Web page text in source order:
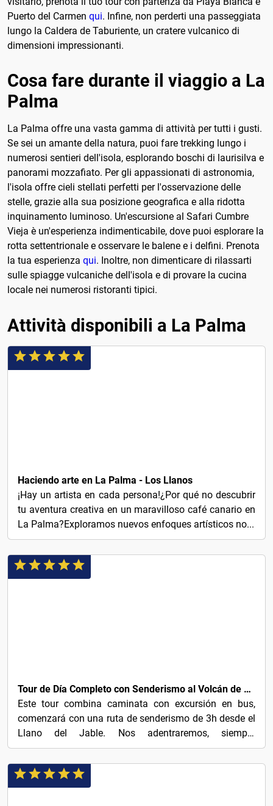
Puerto del Carmen qui. Infine, non perderti una passeggiata
lungo la Caldera de Taburiente, un cratere vulcanico di
dimensioni impressionanti.
Cosa fare durante il viaggio a La
Palma
La Palma offre una vasta gamma di attività per tutti i gusti.
Se sei un amante della natura, puoi fare trekking lungo i
numerosi sentieri dell'isola, esplorando boschi di laurisilva e
panorami mozzafiato. Per gli appassionati di astronomia,
l'isola offre cieli stellati perfetti per l'osservazione delle
stelle, grazie alla sua posizione geografica e alla ridotta
inquinamento luminoso. Un'escursione al Safari Cumbre
Vieja è un'esperienza indimenticabile, dove puoi esplorare la
rotta settentrionale e osservare le balene e i delfini. Prenota
la tua esperienza qui. Inoltre, non dimenticare di rilassarti
sulle spiagge vulcaniche dell'isola e di provare la cucina
locale nei numerosi ristoranti tipici.
Attività disponibili a La Palma
Haciendo arte en La Palma - Los Llanos
¡Hay un artista en cada persona!¿Por qué no descubrir
tu aventura creativa en un maravilloso café canario en
La Palma?Exploramos nuevos enfoques artísticos no...
Tour de Día Completo con Senderismo al Volcán de Tajogaite
Este tour combina caminata con excursión en bus,
comenzará con una ruta de senderismo de 3h desde el
Llano del Jable. Nos adentraremos, siempre
acompañados por...